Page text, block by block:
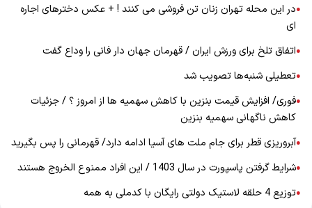
●در این محله تهران زنان تن فروشی می کنند ! + عکس دخترهای اجاره
ای
●اتفاق تلخ برای ورزش ایران / قهرمان جهان دار فانی را وداع گفت
●تعطیلی شنبه‌ها تصویب شد
●فوری/ افزایش قیمت بنزین با کاهش سهمیه ها از امروز ؟ / جزئیات
کاهش ناگهانی سهمیه بنزین
●آبروریزی قطر برای جام ملت های آسیا ادامه دارد/ قهرمانی را پس بگیرید
●شرایط گرفتن پاسپورت در سال 1403 / این افراد ممنوع الخروج هستند
●توزیع 4 حلقه لاستیک دولتی رایگان با کدملی به همه